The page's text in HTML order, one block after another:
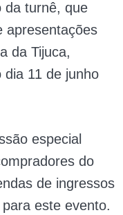
da turnê, que
apresentações
da Tijuca,
11 de junho
especial
do
de ingressos
este evento.